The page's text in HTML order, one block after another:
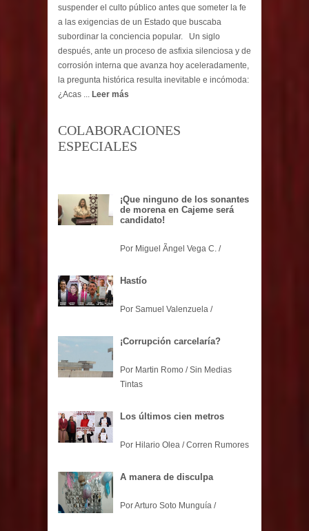
suspender el culto público antes que someter la fe
a las exigencias de un Estado que buscaba
subordinar la conciencia popular. Un siglo
después, ante un proceso de asfixia silenciosa y de
corrosión interna que avanza hoy aceleradamente,
la pregunta histórica resulta inevitable e incómoda:
¿Acas ... Leer más
COLABORACIONES
ESPECIALES
¡Que ninguno de los sonantes
de morena en Cajeme será
candidato!
Por Miguel Ãngel Vega C. /
Hastío
Por Samuel Valenzuela /
¡Corrupción carcelaría?
Por Martin Romo / Sin Medias
Tintas
Los últimos cien metros
Por Hilario Olea / Corren Rumores
A manera de disculpa
Por Arturo Soto Munguía /